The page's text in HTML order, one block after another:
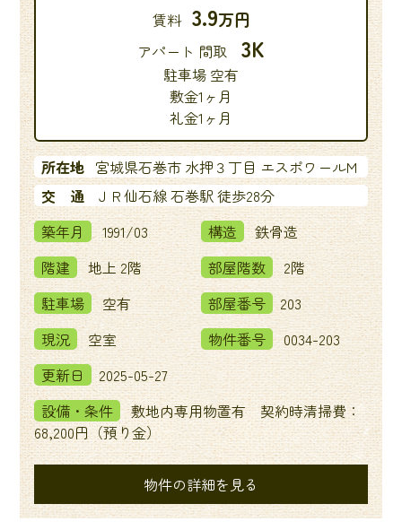
賃料 3.9万円
アパート 間取 3K
駐車場 空有
敷金1ヶ月
礼金1ヶ月
所在地 宮城県石巻市 水押３丁目 エスポワールM
交 通
ＪＲ仙石線 石巻駅 徒歩28分
築年月
1991/03 構造
鉄骨造
階建
地上 2階 部屋階数
2階
駐車場
空有 部屋番号
203
現況
空室 物件番号
0034-203
更新日
2025-05-27
設備・条件
敷地内専用物置有 契約時清掃費：
68,200円（預り金）
物件の詳細を見る